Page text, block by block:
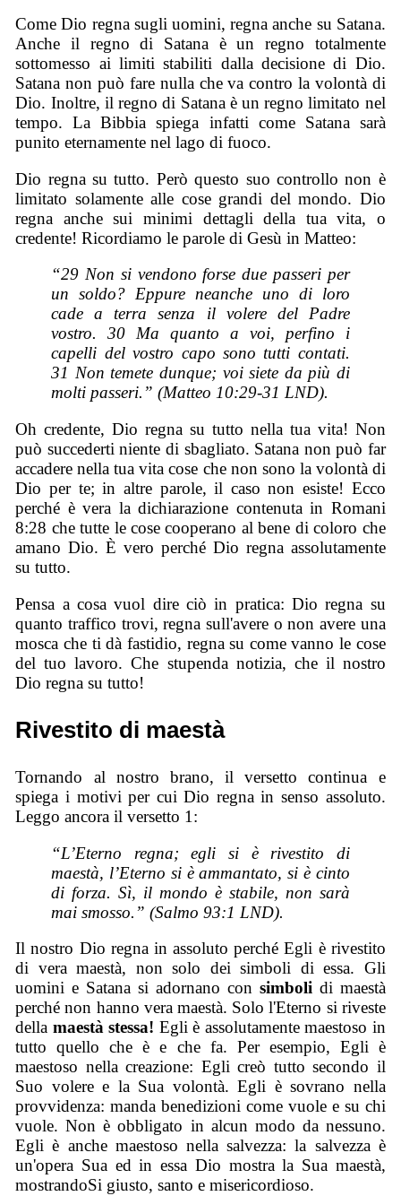
Come Dio regna sugli uomini, regna anche su Satana.
Anche il regno di Satana è un regno totalmente
sottomesso ai limiti stabiliti dalla decisione di Dio.
Satana non può fare nulla che va contro la volontà di
Dio. Inoltre, il regno di Satana è un regno limitato nel
tempo. La Bibbia spiega infatti come Satana sarà
punito eternamente nel lago di fuoco.
Dio regna su tutto. Però questo suo controllo non è
limitato solamente alle cose grandi del mondo. Dio
regna anche sui minimi dettagli della tua vita, o
credente! Ricordiamo le parole di Gesù in Matteo:
“29 Non si vendono forse due passeri per
un soldo? Eppure neanche uno di loro
cade a terra senza il volere del Padre
vostro. 30 Ma quanto a voi, perfino i
capelli del vostro capo sono tutti contati.
31 Non temete dunque; voi siete da più di
molti passeri.” (Matteo 10:29-31 LND).
Oh credente, Dio regna su tutto nella tua vita! Non
può succederti niente di sbagliato. Satana non può far
accadere nella tua vita cose che non sono la volontà di
Dio per te; in altre parole, il caso non esiste! Ecco
perché è vera la dichiarazione contenuta in Romani
8:28 che tutte le cose cooperano al bene di coloro che
amano Dio. È vero perché Dio regna assolutamente
su tutto.
Pensa a cosa vuol dire ciò in pratica: Dio regna su
quanto traffico trovi, regna sull'avere o non avere una
mosca che ti dà fastidio, regna su come vanno le cose
del tuo lavoro. Che stupenda notizia, che il nostro
Dio regna su tutto!
Rivestito di maestà
Tornando al nostro brano, il versetto continua e
spiega i motivi per cui Dio regna in senso assoluto.
Leggo ancora il versetto 1:
“L’Eterno regna; egli si è rivestito di
maestà, l’Eterno si è ammantato, si è cinto
di forza. Sì, il mondo è stabile, non sarà
mai smosso.” (Salmo 93:1 LND).
Il nostro Dio regna in assoluto perché Egli è rivestito
di vera maestà, non solo dei simboli di essa. Gli
uomini e Satana si adornano con simbolidi maestà
perché non hanno vera maestà. Solo l'Eterno si riveste
della maestà stessa! Egli è assolutamente maestoso in
tutto quello che è e che fa. Per esempio, Egli è
maestoso nella creazione: Egli creò tutto secondo il
Suo volere e la Sua volontà. Egli è sovrano nella
provvidenza: manda benedizioni come vuole e su chi
vuole. Non è obbligato in alcun modo da nessuno.
Egli è anche maestoso nella salvezza: la salvezza è
un'opera Sua ed in essa Dio mostra la Sua maestà,
mostrandoSi giusto, santo e misericordioso.